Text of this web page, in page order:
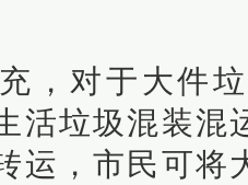
，对于大件
活垃圾混装混
运，市民可将